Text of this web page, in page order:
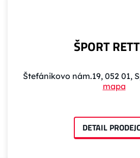
ŠPORT
Štefánikovo nám.19, 052 01,
mapa
DETAIL